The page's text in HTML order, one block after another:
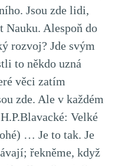
Jsou zde lidi,
Nauku. Alespoň do
rozvoj? Jde svým
to někdo uzná
věci zatím
zde. Ale v každém
Velké
… Je to tak. Je
řekněme, když